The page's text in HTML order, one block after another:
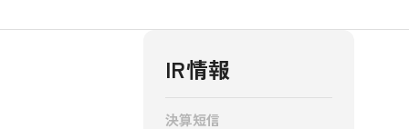
IR情報
決算短信